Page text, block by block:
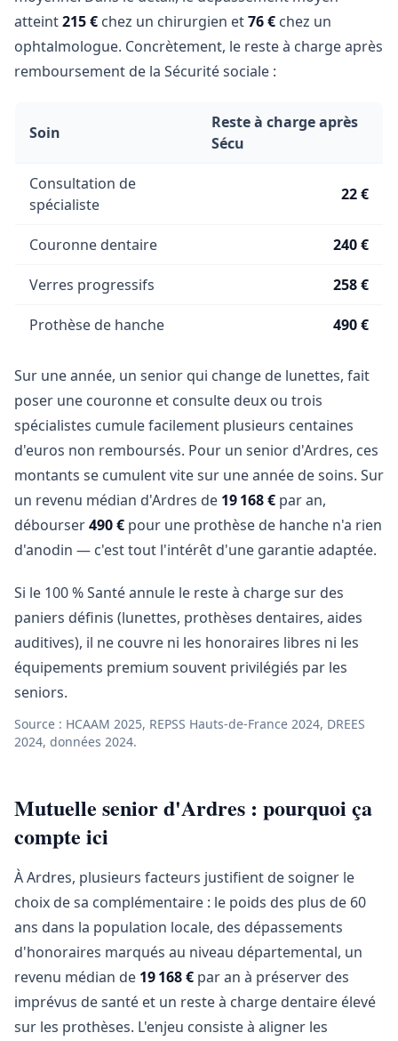
atteint215 € chez un chirurgien et76 € chez un
ophtalmologue. Concrètement, le reste à charge après
remboursement de la Sécurité sociale :
Soin
Reste à charge après
Sécu
Consultation de
spécialiste
22 €
Couronne dentaire 240 €
Verres progressifs 258 €
Prothèse de hanche 490 €
Sur une année, un senior qui change de lunettes, fait
poser une couronne et consulte deux ou trois
spécialistes cumule facilement plusieurs centaines
d'euros non remboursés. Pour un senior d'Ardres, ces
montants se cumulent vite sur une année de soins. Sur
un revenu médian d'Ardres de 19 168 € par an,
débourser490 € pour une prothèse de hanche n'a rien
d'anodin — c'est tout l'intérêt d'une garantie adaptée.
Si le 100 % Santé annule le reste à charge sur des
paniers définis (lunettes, prothèses dentaires, aides
auditives), il ne couvre ni les honoraires libres ni les
équipements premium souvent privilégiés par les
seniors.
Source : HCAAM 2025, REPSS Hauts-de-France 2024, DREES
2024, données 2024.
Mutuelle senior d'Ardres : pourquoi ça
compte ici
À Ardres, plusieurs facteurs justifient de soigner le
choix de sa complémentaire : le poids des plus de 60
ans dans la population locale, des dépassements
d'honoraires marqués au niveau départemental, un
revenu médian de 19 168 € par an à préserver des
imprévus de santé et un reste à charge dentaire élevé
sur les prothèses. L'enjeu consiste à aligner les